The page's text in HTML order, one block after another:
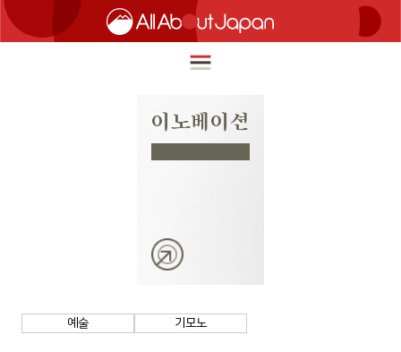
이노베이션
이노베이션
예술 기모노